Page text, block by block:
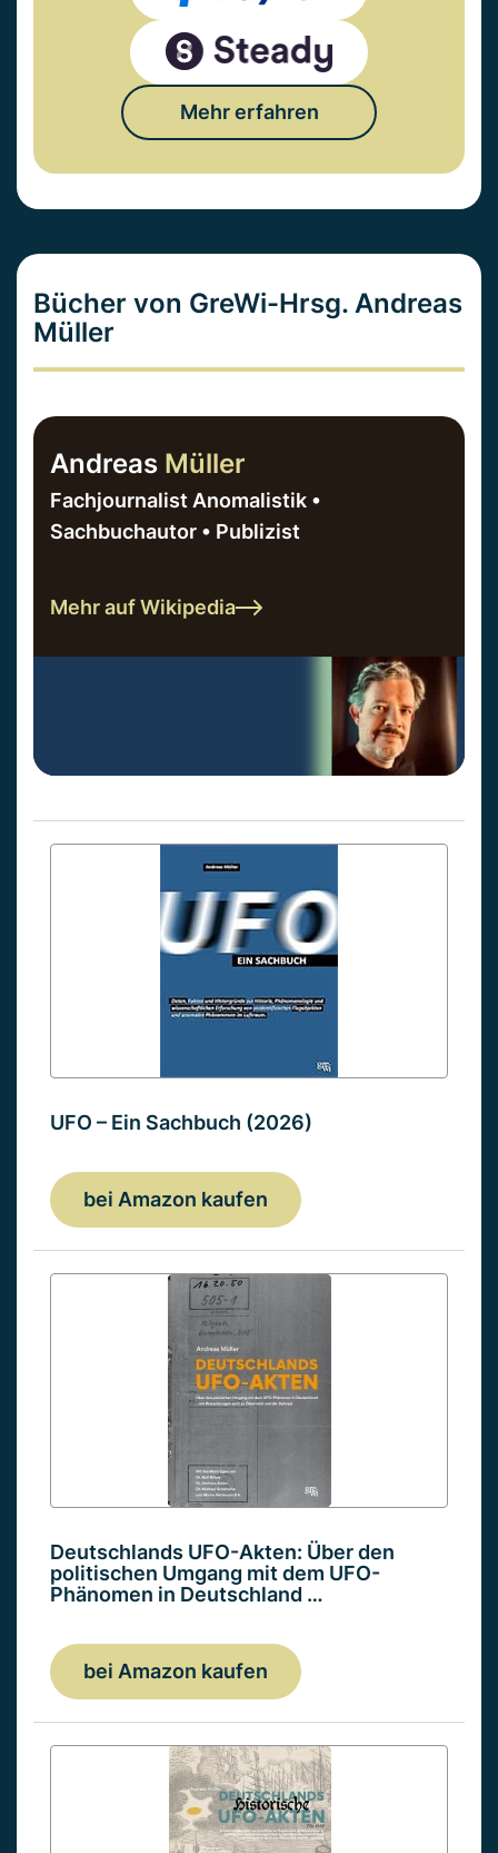
Mehr erfahren
Bücher von GreWi-Hrsg. Andreas
Müller
Andreas Müller
Fachjournalist Anomalistik •
Sachbuchautor • Publizist
Mehr auf Wikipedia
UFO – Ein Sachbuch (2026)
bei Amazon kaufen
Deutschlands UFO-Akten: Über den
politischen Umgang mit dem UFO-
Phänomen in Deutschland …
bei Amazon kaufen